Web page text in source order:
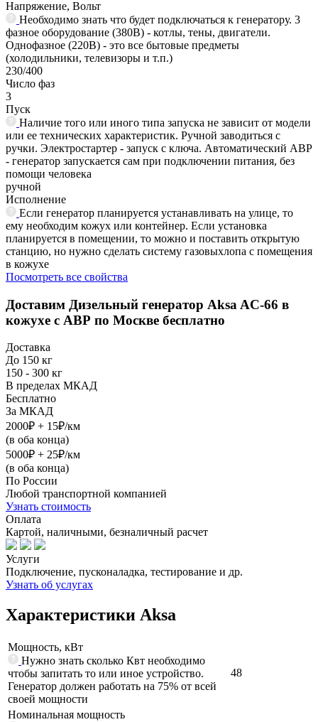
Напряжение, Вольт
Необходимо знать что будет подключаться к генератору. 3
фазное оборудование (380В) - котлы, тены, двигатели.
Однофазное (220В) - это все бытовые предметы
(холодильники, телевизоры и т.п.)
230/400
Число фаз
3
Пуск
Наличие того или иного типа запуска не зависит от модели
или ее технических характеристик. Ручной заводиться с
ручки. Электростартер - запуск с ключа. Автоматический АВР
- генератор запускается сам при подключении питания, без
помощи человека
ручной
Исполнение
Если генератор планируется устанавливать на улице, то
ему необходим кожух или контейнер. Если установка
планируется в помещении, то можно и поставить открытую
станцию, но нужно сделать систему газовыхлопа с помещения
в кожухе
Посмотреть все свойства
Доставим Дизельный генератор Aksa AC-66 в
кожухе с АВР по Москве бесплатно
Доставка
До 150 кг
150 - 300 кг
В пределах МКАД
Бесплатно
За МКАД
2000₽ + 15₽/км
(в оба конца)
5000₽ + 25₽/км
(в оба конца)
По России
Любой транспортной компанией
Узнать стоимость
Оплата
Картой, наличными, безналичный расчет
Услуги
Подключение, пусконаладка, тестирование и др.
Узнать об услугах
Характеристики Aksa
Мощность, кВт
Нужно знать сколько Квт необходимо
чтобы запитать то или иное устройство.
Генератор должен работать на 75% от всей
своей мощности
48
Номинальная мощность